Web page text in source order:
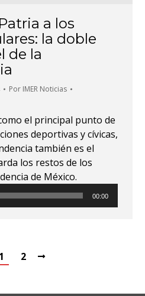
a los
la doble
de la
Por IMER Noticias
el principal punto de
deportivas y cívicas,
también es el
los restos de los
de México.
00:00
1 2